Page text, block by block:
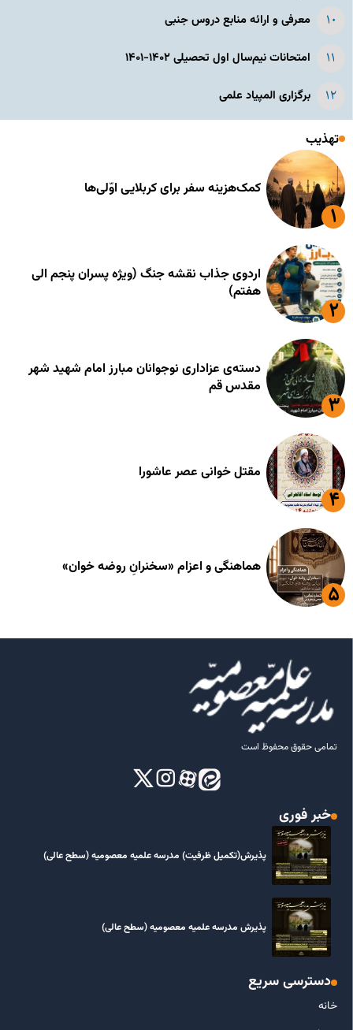
معرفی و ارائه منابع دروس جنبی
امتحانات نیم‌سال اول تحصیلی ۱۴۰۲-۱۴۰۱
برگزاری المپیاد علمی
تهذیب
کمک‌هزینه سفر برای کربلایی اوّلی‌ها
اردوی جذاب نقشه جنگ (ویژه پسران پنجم الی
هفتم)
دسته‌ی عزاداری نوجوانان مبارز امام شهید شهر
مقدس قم
مقتل خوانی عصر عاشورا
هماهنگی و اعزام «سخنرانِ روضه خوان»
تمامی حقوق محفوظ است
خبر فوری
پذیرش(تکمیل ظرفیت) مدرسه علمیه معصومیه‌ (سطح عالی)
پذیرش مدرسه علمیه معصومیه‌ (سطح عالی)
دسترسی سریع
خانه